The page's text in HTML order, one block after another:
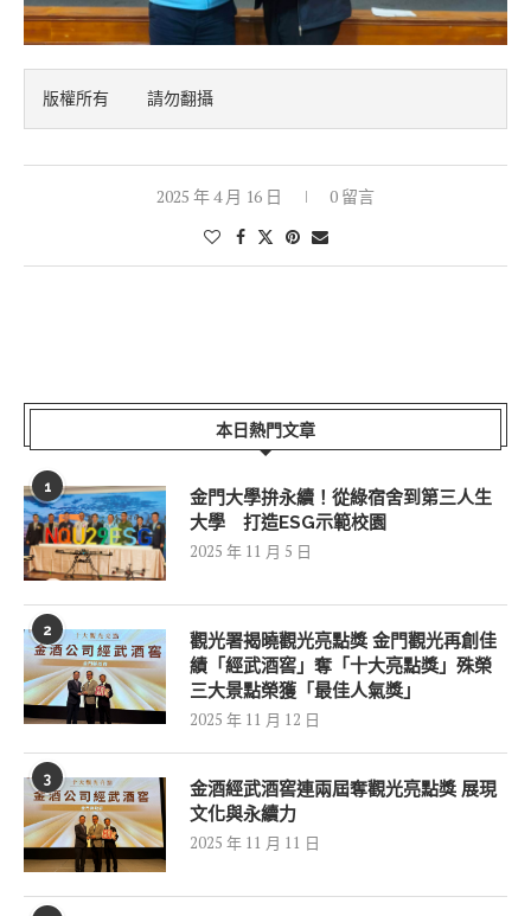
版權所有    請勿翻攝
2025 年 4 月 16 日 0 留言
本日熱門文章
1
金門大學拚永續！從綠宿舍到第三人生
大學 打造ESG示範校園
2025 年 11 月 5 日
2
觀光署揭曉觀光亮點獎 金門觀光再創佳
績「經武酒窖」奪「十大亮點獎」殊榮
三大景點榮獲「最佳人氣獎」
2025 年 11 月 12 日
3
金酒經武酒窖連兩屆奪觀光亮點獎 展現
文化與永續力
2025 年 11 月 11 日